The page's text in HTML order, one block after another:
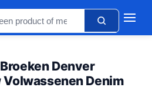
Denver
Denim